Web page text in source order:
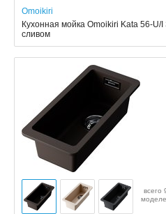
Omoikiri
Кухонная мойка Omoikiri Kata 56-
сливом
всего